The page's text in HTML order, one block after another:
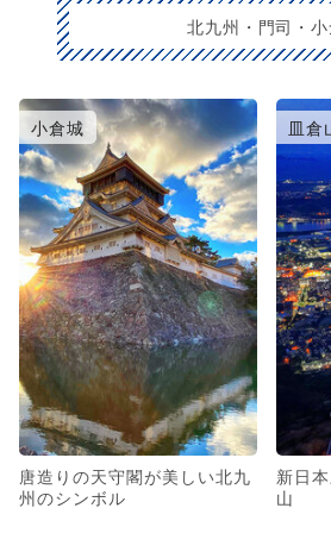
北九州・門司・小
小倉城
唐造りの天守閣が美しい北九
州のシンボル
皿倉
新日
山